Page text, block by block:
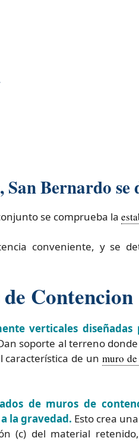
Bernardo se
se comprueba la
conveniente, y se
Contencion
verticales
soporte al terreno
característica de unmuro
de muros de
la gravedad. Esto crea
(c) del material